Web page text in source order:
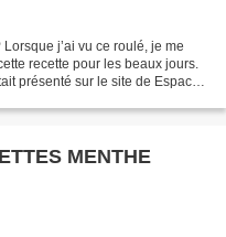
recette pour les beaux jours.
présenté sur le site de Espace
MENTHE